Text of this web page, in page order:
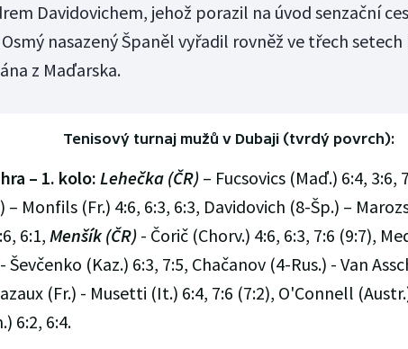
Davidovichem, jehož porazil na úvod senzační
Osmý nasazený Španěl vyřadil rovněž ve třech setech
z Maďarska.
Tenisový turnaj mužů v Dubaji (tvrdý povrch):
– 1. kolo: Lehečka (ČR)– Fucsovics (Maď.) 6:4, 3:6,
– Monfils (Fr.) 4:6, 6:3, 6:3, Davidovich (8-Šp.) –
6:1,Menšík (ČR)- Čorič (Chorv.) 4:6, 6:3, 7:6 (9:7),
Ševčenko (Kaz.) 6:3, 7:5, Chačanov (4-Rus.) - Van
(Fr.) - Musetti (It.) 6:4, 7:6 (7:2), O'Connell
6:2, 6:4.